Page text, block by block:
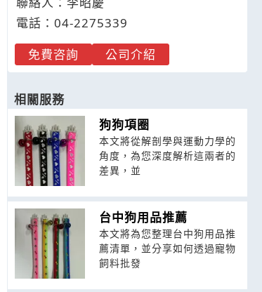
電話： 04-2275339
免費咨詢
公司介紹
相關服務
狗狗項圈
本文將從解剖學與運動力學的
角度，為您深度解析這兩者的
差異，並
台中狗用品推薦
本文將為您整理台中狗用品推
薦清單，並分享如何透過寵物
飼料批發